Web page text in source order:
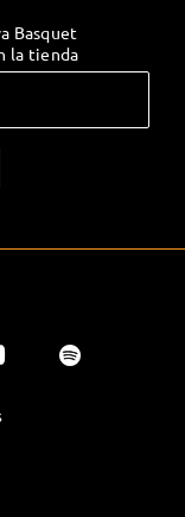
Basquet
la tienda